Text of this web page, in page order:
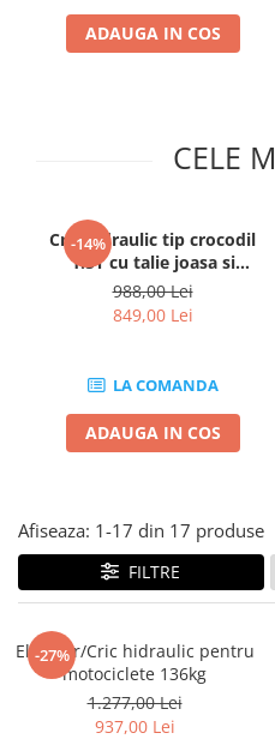
Clima/Aer conditionat
Cricuri cutie viteze
Dulapuri Bancuri Carucioare
Carucioare pentru marfa
Cutii pentru scule
Dulapuri echipate
Dulapuri pentru scule
Echipamente De Sudura
Aparate taiere cu plasma
Autogen
Mig-Mag
Sudura In Puncte
Tig-Wig
Pompe si Cilindri Hidraulici
Prese pentru arcuri
Redresoare,Roboti
ADAUGA IN COS
CELE
-14%
Cric hidraulic tip crocodil
1.5T cu talie joasa si
cilindru dublu JCB
988,00 Lei
849,00 Lei
LA COMANDA
ADAUGA IN COS
Afiseaza: 1-17 din 17 produse
FILTRE
-27%
Elevator/Cric hidraulic pentru
motociclete 136kg
1.277,00 Lei
937,00 Lei